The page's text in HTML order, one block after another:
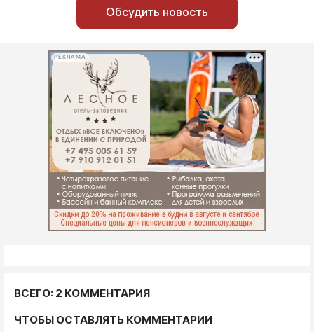
Обсудить новость
РЕКЛАМА
ВСЕГО: 2 КОММЕНТАРИЯ
ЧТОБЫ ОСТАВЛЯТЬ КОММЕНТАРИИ